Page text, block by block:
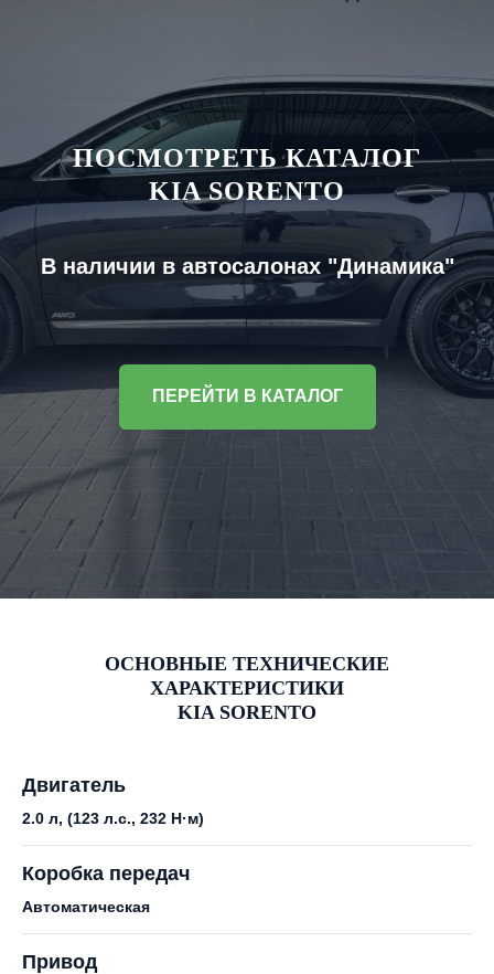
ПОСМОТРЕТЬ КАТАЛОГ
KIA SORENTO
В наличии в автосалонах "Динамика"
ПЕРЕЙТИ В КАТАЛОГ
ОСНОВНЫЕ ТЕХНИЧЕСКИЕ
ХАРАКТЕРИСТИКИ
KIA SORENTO
Двигатель
2.0 л, (123 л.с., 232 Н·м)
Коробка передач
Автоматическая
Привод